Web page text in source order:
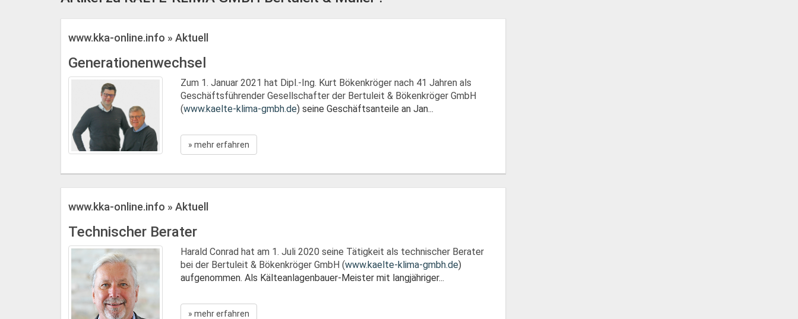
www.kka-online.info » Aktuell
Generationenwechsel
Zum 1. Januar 2021 hat Dipl.-Ing. Kurt Bökenkröger nach 41 Jahren als
Geschäftsführender Gesellschafter der Bertuleit & Bökenkröger GmbH
(www.kaelte-klima-gmbh.de) seine Geschäftsanteile an Jan...
» mehr erfahren
www.kka-online.info » Aktuell
Technischer Berater
Harald Conrad hat am 1. Juli 2020 seine Tätigkeit als technischer Berater
bei der Bertuleit & Bökenkröger GmbH (www.kaelte-klima-gmbh.de)
aufgenommen. Als Kälteanlagenbauer-Meister mit langjähriger...
» mehr erfahren